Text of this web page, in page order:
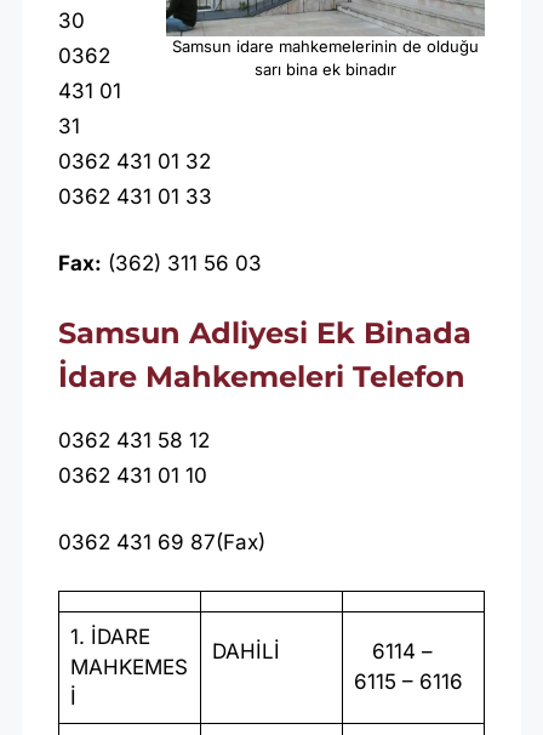
Samsun idare mahkemelerinin de olduğu
sarı bina ek binadır
30
0362
431 01
31
0362 431 01 32
0362 431 01 33
Fax: (362) 311 56 03
Samsun Adliyesi Ek Binada
İdare Mahkemeleri Telefon
0362 431 58 12
0362 431 01 10
0362 431 69 87(Fax)
1. İDARE
MAHKEMES
İ
DAHİLİ
6114 –
6115 – 6116